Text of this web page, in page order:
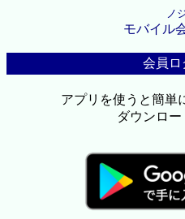
ノ
モバイル
会員ロ
アプリを使うと簡単
ダウンロ